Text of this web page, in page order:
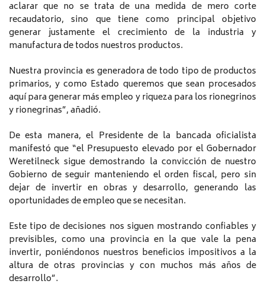
aclarar que no se trata de una medida de mero corte
recaudatorio, sino que tiene como principal objetivo
generar justamente el crecimiento de la industria y
manufactura de todos nuestros productos.
Nuestra provincia es generadora de todo tipo de productos
primarios, y como Estado queremos que sean procesados
aquí para generar más empleo y riqueza para los rionegrinos
y rionegrinas”, añadió.
De esta manera, el Presidente de la bancada oficialista
manifestó que “el Presupuesto elevado por el Gobernador
Weretilneck sigue demostrando la convicción de nuestro
Gobierno de seguir manteniendo el orden fiscal, pero sin
dejar de invertir en obras y desarrollo, generando las
oportunidades de empleo que se necesitan.
Este tipo de decisiones nos siguen mostrando confiables y
previsibles, como una provincia en la que vale la pena
invertir, poniéndonos nuestros beneficios impositivos a la
altura de otras provincias y con muchos más años de
desarrollo”.